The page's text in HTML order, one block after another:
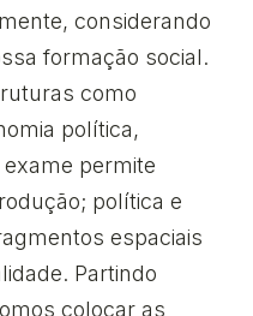
considerando
formação social.
como
política,
permite
política e
espaciais
Partindo
colocar as